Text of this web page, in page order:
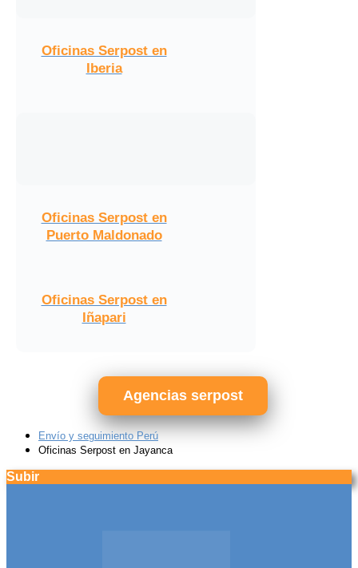
Oficinas Serpost en
Iberia
Oficinas Serpost en
Puerto Maldonado
Oficinas Serpost en
Iñapari
Agencias serpost
Envío y seguimiento Perú
Oficinas Serpost en Jayanca
Subir